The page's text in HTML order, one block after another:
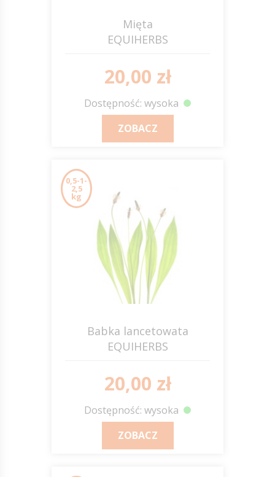
Mięta
EQUIHERBS
20,00 zł
Dostępność: wysoka
ZOBACZ
0,5-1-
2,5
kg
Babka lancetowata
EQUIHERBS
20,00 zł
Dostępność: wysoka
ZOBACZ